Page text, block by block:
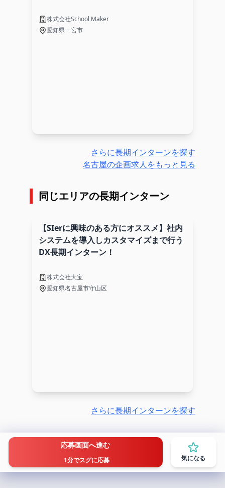
株式会社School Maker
愛知県一宮市
さらに長期インターンを探す
名古屋の企画求人をもっと見る
同じエリアの長期インターン
【SIerに興味のある方にオススメ】社内
システムを導入しカスタマイズまで行う
DX長期インターン！
株式会社大宝
愛知県名古屋市守山区
さらに長期インターンを探す
応募画面へ進む
1分でスグに応募 気になる